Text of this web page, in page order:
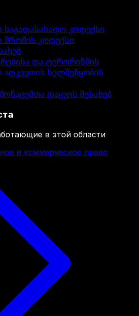
კოდექსი
კოდექსი
და ტერორიზმის
აღკვეთის ხელშეწყობის
დაცვის შესახებ
в этой области
и коммерческое право